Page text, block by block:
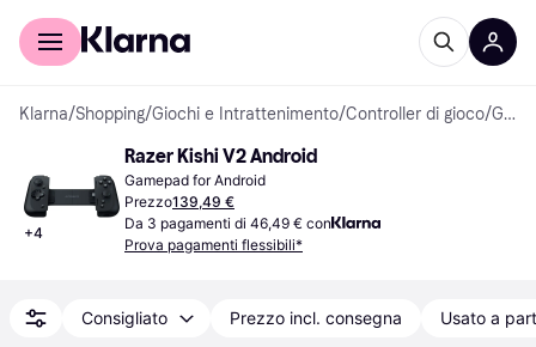
Per il tuo shopping
Klarna/Shopping/Giochi e Intrattenimento/Controller di gioco/ Gamepad
+4
Razer Kishi V2 Android
Gamepad for Android
Prezzo139,49 €
Da 3 pagamenti di 46,49 € con
Prova pagamenti flessibili*
Consigliato Prezzo incl. consegna Usato a